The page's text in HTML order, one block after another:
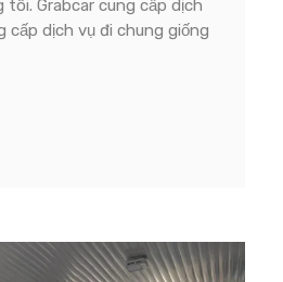
Grabcar cung cấp dịch
cấp dịch vụ đi chung giống